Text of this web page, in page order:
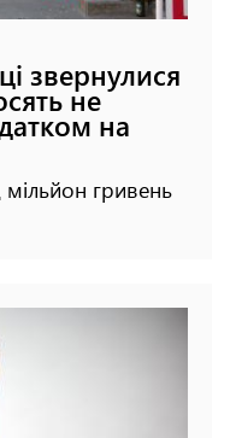
звернулися
не
на
гривень